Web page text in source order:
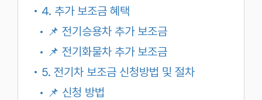
• 4. 추가 보조금 혜택
• 📌 전기승용차 추가 보조금
• 📌 전기화물차 추가 보조금
• 5. 전기차 보조금 신청방법 및 절차
• 📌 신청 방법